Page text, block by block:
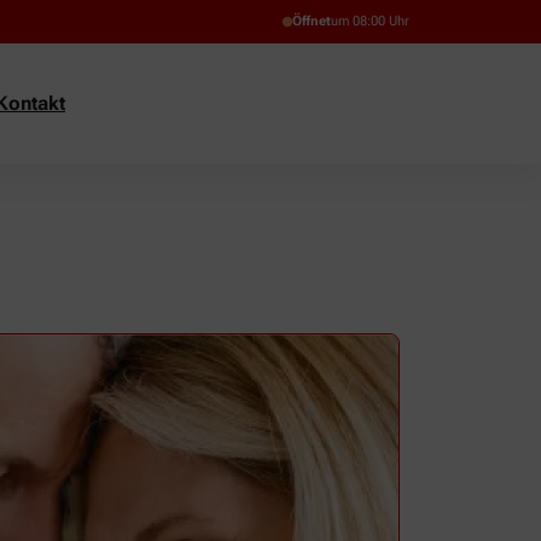
Öffnetum 08:00 Uhr